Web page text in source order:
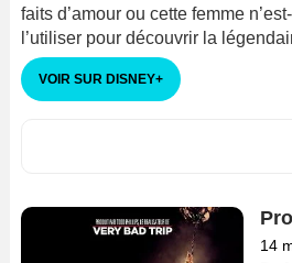
faits d’amour ou cette femme
l’utiliser pour découvrir la
VOIR SUR DISNEY+
14